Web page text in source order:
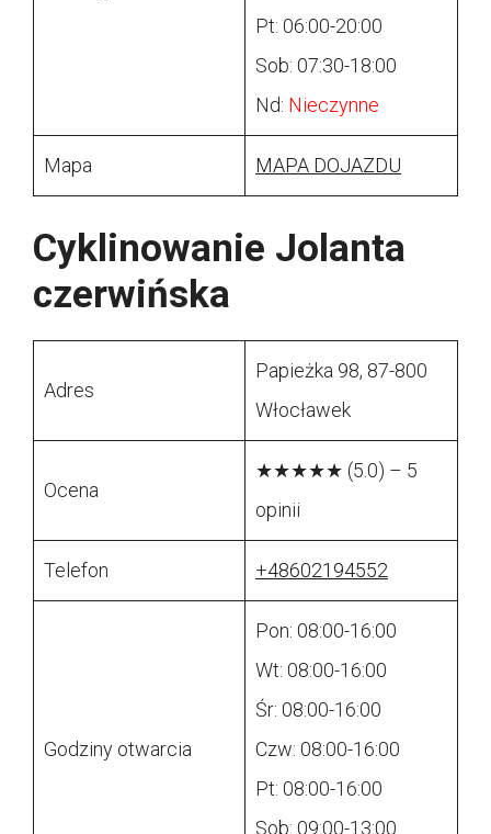
Pt: 06:00-20:00
Sob: 07:30-18:00
Nd: Nieczynne
Mapa MAPA DOJAZDU
Cyklinowanie Jolanta
czerwińska
Adres
Papieżka 98, 87-800
Włocławek
Ocena
★★★★★ (5.0) – 5
opinii
Telefon +48602194552
Godziny otwarcia
Pon: 08:00-16:00
Wt: 08:00-16:00
Śr: 08:00-16:00
Czw: 08:00-16:00
Pt: 08:00-16:00
Sob: 09:00-13:00